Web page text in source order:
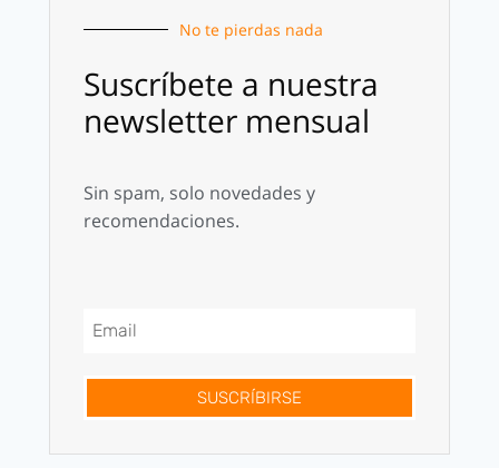
No te pierdas nada
Suscríbete a nuestra
newsletter mensual
Sin spam, solo novedades y
recomendaciones.
SUSCRÍBIRSE